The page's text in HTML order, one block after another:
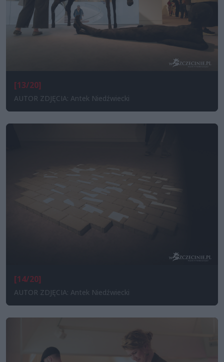
[13/20]
AUTOR ZDJĘCIA: Antek Niedźwiecki
[14/20]
AUTOR ZDJĘCIA: Antek Niedźwiecki